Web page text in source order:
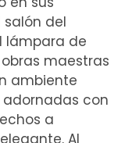
salón del
lámpara de
maestras
ambiente
adornadas con
a